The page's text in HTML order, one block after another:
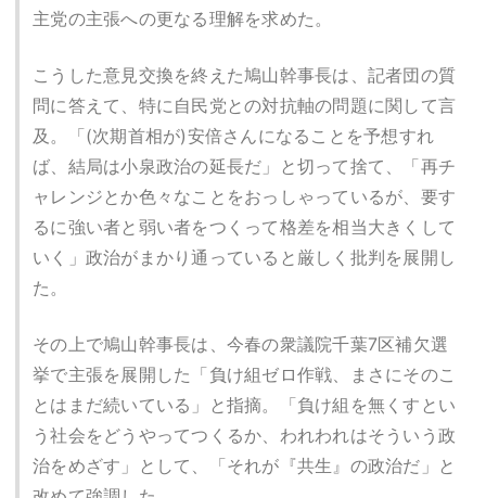
主党の主張への更なる理解を求めた。
こうした意見交換を終えた鳩山幹事長は、記者団の質
問に答えて、特に自民党との対抗軸の問題に関して言
及。「(次期首相が)安倍さんになることを予想すれ
ば、結局は小泉政治の延長だ」と切って捨て、「再チ
ャレンジとか色々なことをおっしゃっているが、要す
るに強い者と弱い者をつくって格差を相当大きくして
いく」政治がまかり通っていると厳しく批判を展開し
た。
その上で鳩山幹事長は、今春の衆議院千葉7区補欠選
挙で主張を展開した「負け組ゼロ作戦、まさにそのこ
とはまだ続いている」と指摘。「負け組を無くすとい
う社会をどうやってつくるか、われわれはそういう政
治をめざす」として、「それが『共生』の政治だ」と